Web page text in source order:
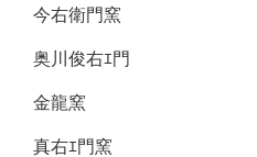
今右衛門窯
奥川俊右ｴ門
金龍窯
真右ｴ門窯